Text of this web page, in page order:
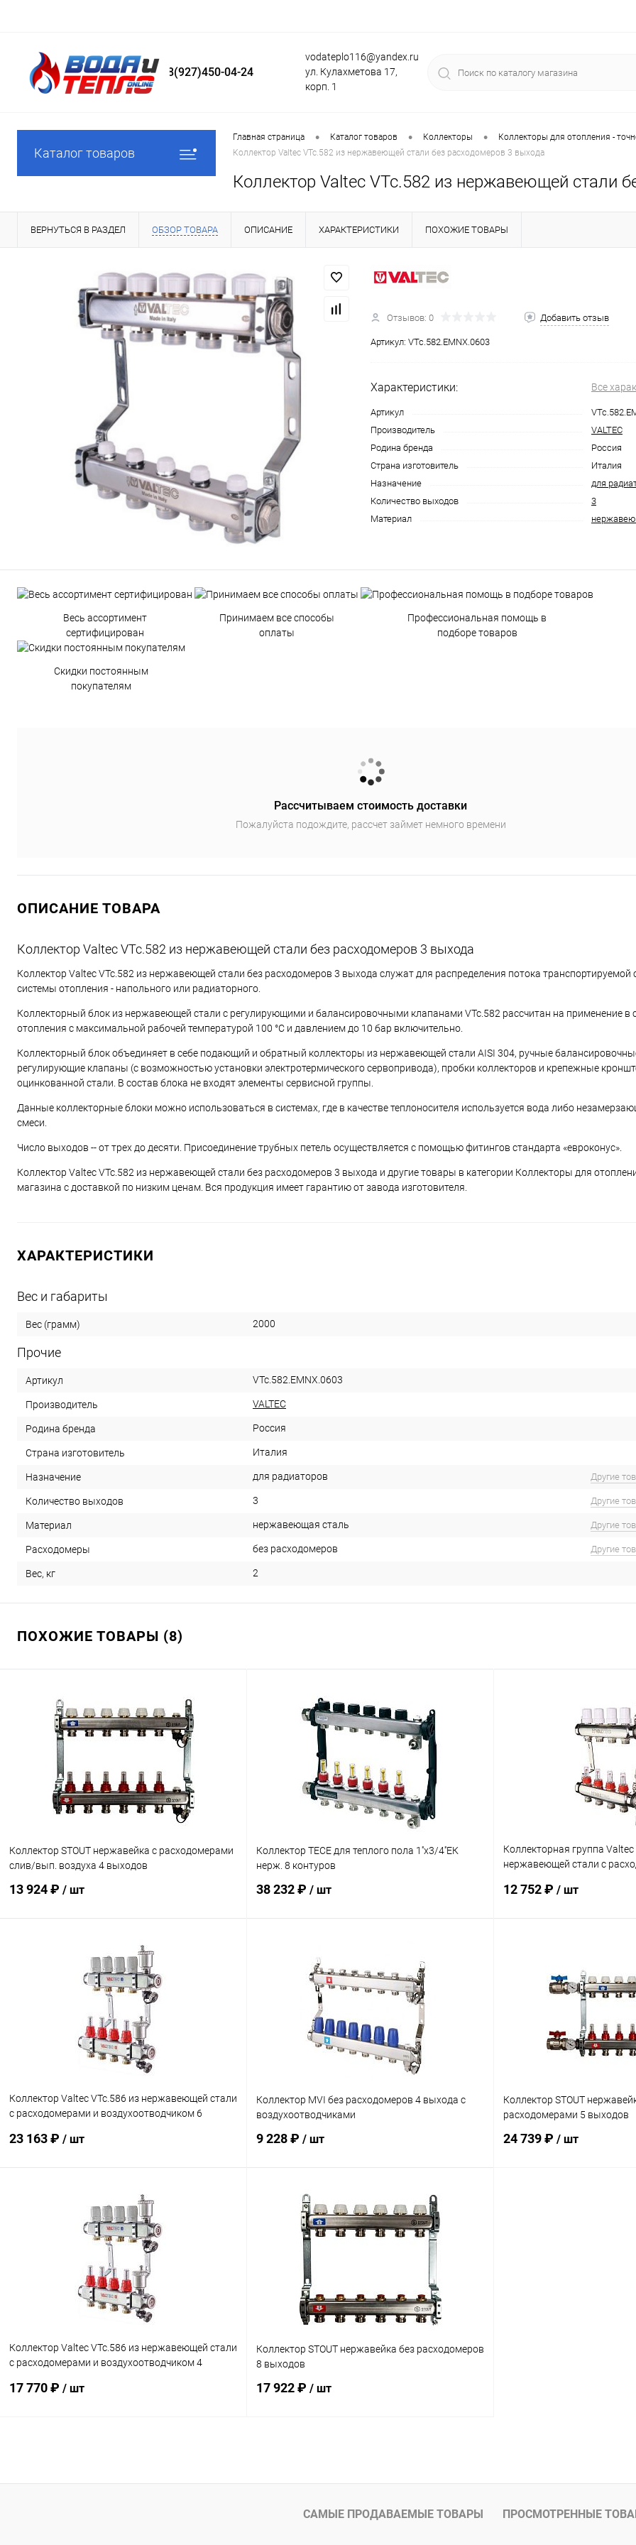
8(927)450-04-24
vodateplo116@yandex.ru
ул. Кулахметова 17,
корп. 1
Каталог товаров
Главная страница • Каталог товаров • Коллекторы • Коллекторы для отопления -
Коллектор Valtec VTc.582 из нержавеющей стали без расходомеров 3 выхода
Коллектор Valtec VTc.582 из нержавеющей стали
ВЕРНУТЬСЯ В РАЗДЕЛ ОБЗОР ТОВАРА ОПИСАНИЕ ХАРАКТЕРИСТИКИ ПОХОЖИЕ ТОВАРЫ
Отзывов: 0 Добавить отзыв
Артикул: VTc.582.EMNX.0603
Характеристики: Все
Артикул
Производитель
VALTEC
Родина бренда
Россия
Страна изготовитель
Италия
Назначение
для
Количество выходов
3
Материал
Весь ассортимент
сертифицирован
Принимаем все способы
оплаты
Профессиональная помощь в
подборе товаров
Скидки постоянным
покупателям
Рассчитываем стоимость доставки
Пожалуйста подождите, рассчет займет немного времени
ОПИСАНИЕ ТОВАРА
Коллектор Valtec VTc.582 из нержавеющей стали без расходомеров 3 выхода
Коллектор Valtec VTc.582 из нержавеющей стали без расходомеров 3 выхода служат для распределения потока транспортируемой
системы отопления - напольного или радиаторного.
Коллекторный блок из нержавеющей стали с регулирующими и балансировочными клапанами VTc.582 рассчитан на применение в
отопления с максимальной рабочей температурой 100 °C и давлением до 10 бар включительно.
Коллекторный блок объединяет в себе подающий и обратный коллекторы из нержавеющей стали AISI 304, ручные
регулирующие клапаны (с возможностью установки электротермического сервопривода), пробки коллекторов и крепежные
оцинкованной стали. В состав блока не входят элементы сервисной группы.
Данные коллекторные блоки можно использоваться в системах, где в качестве теплоносителя используется вода либо
смеси.
Число выходов -- от трех до десяти. Присоединение трубных петель осуществляется с помощью фитингов стандарта «евроконус».
Коллектор Valtec VTc.582 из нержавеющей стали без расходомеров 3 выхода и другие товары в категории Коллекторы для
магазина с доставкой по низким ценам. Вся продукция имеет гарантию от завода изготовителя.
ХАРАКТЕРИСТИКИ
Вес и габариты
Вес (грамм) 2000
Прочие
Артикул VTc.582.EMNX.0603
Производитель VALTEC
Родина бренда Россия
Страна изготовитель Италия
Назначение для радиаторов Другие
Количество выходов 3 Другие
Материал нержавеющая сталь Другие
Расходомеры без расходомеров Другие
Вес, кг 2
ПОХОЖИЕ ТОВАРЫ (8)
Коллектор STOUT нержавейка с расходомерами
слив/вып. воздуха 4 выходов
13 924 ₽ / шт
В корзину
Купить в 1 клик Сравнение
Коллектор TECE для теплого пола 1''х3/4''ЕК
нерж. 8 контуров
38 232 ₽ / шт
Купить в 1 клик Сравнение
В избранное заказ 3-5 дней
Коллекторная группа Valtec
нержавеющей стали с
12 752 ₽ / шт
Купить в 1 клик
Коллектор Valtec VTc.586 из нержавеющей стали
с расходомерами и воздухоотводчиком 6
23 163 ₽ / шт
В корзину
Купить в 1 клик Сравнение
Коллектор MVI без расходомеров 4 выхода с
воздухоотводчиками
9 228 ₽ / шт
Купить в 1 клик Сравнение
В избранное заказ 3-5 дней
Коллектор STOUT
расходомерами 5 выходов
24 739 ₽ / шт
Коллектор Valtec VTc.586 из нержавеющей стали
с расходомерами и воздухоотводчиком 4
17 770 ₽ / шт
Купить в 1 клик Сравнение
Коллектор STOUT нержавейка без расходомеров
8 выходов
17 922 ₽ / шт
Купить в 1 клик Сравнение
В избранное заказ 3-5 дней
САМЫЕ ПРОДАВАЕМЫЕ ТОВАРЫ ПРОСМОТРЕННЫЕ